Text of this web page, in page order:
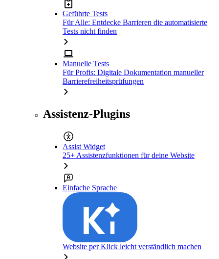
Geführte Tests
Für Alle: Entdecke Barrieren die automatisierte
Tests nicht finden
Manuelle Tests
Für Profis: Digitale Dokumentation manueller
Barrierefreiheitsprüfungen
Assistenz-Plugins
Assist Widget
25+ Assistenzfunktionen für deine Website
Einfache Sprache
Website per Klick leicht verständlich machen